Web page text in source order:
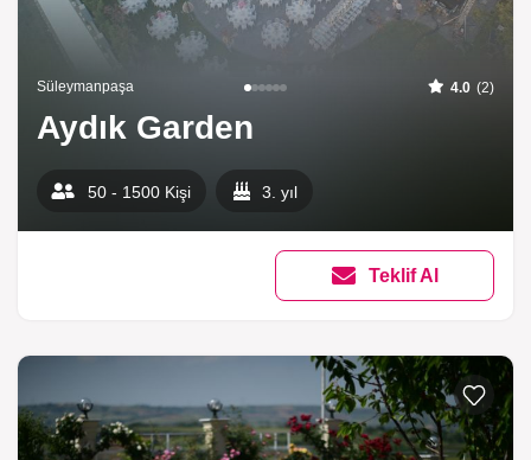
Süleymanpaşa 4.0 (2)
Aydık Garden
50 - 1500 Kişi 3. yıl
Teklif Al